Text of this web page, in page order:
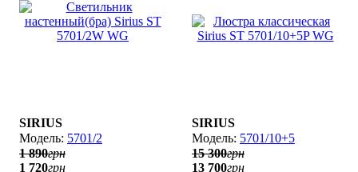
SIRIUS
5701/2
1 890грн
1 720грн
SIRIUS
5701/10+5
15 300грн
13 700грн